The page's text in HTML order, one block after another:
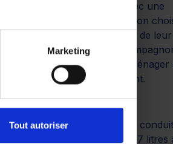
Marketing
Tout autoriser
imaginables. Avec une
5,2 à 8,6 m³ selon la version
120 et 170 ont fait la preuve de leur
sur route en fait un
particulièrement facile à aménager
et menuisiers apprécient.
allier efficacité et plaisir de
en consommation (6 à 7 litres